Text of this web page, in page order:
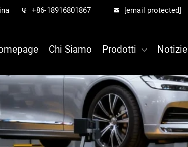
+86-18916801867 [email protected]
Chi Siamo Prodotti Notizie